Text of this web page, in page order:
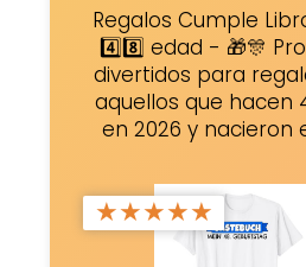
Regalos Cumple
4️⃣8️⃣ edad - 🎁🎊
divertidos para
aquellos que hacen
en 2026 y nacieron
★★★★★